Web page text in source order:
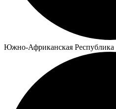
Южно-Африканская Республика